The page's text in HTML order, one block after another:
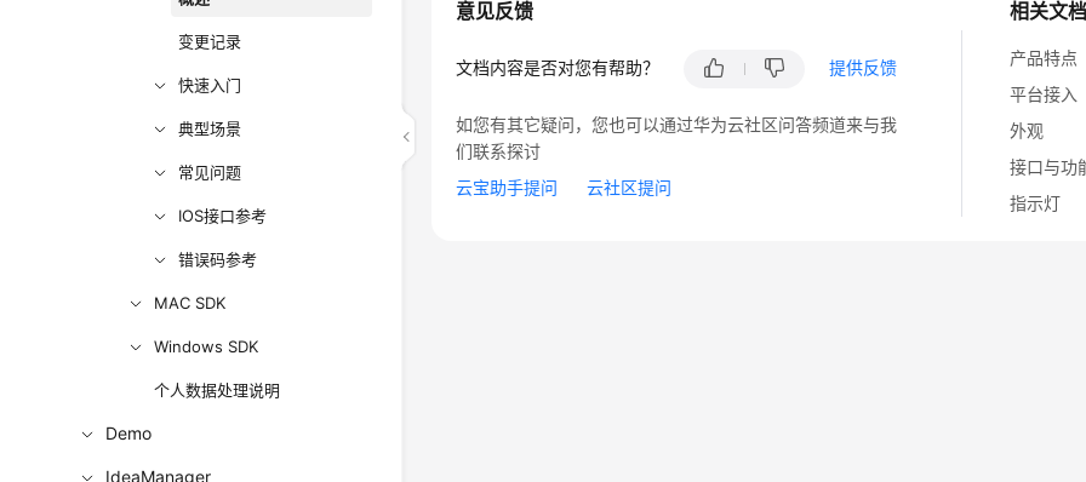
变更记录
快速入门
典型场景
常见问题
IOS接口参考
错误码参考
MAC SDK
Windows SDK
个人数据处理说明
Demo
IdeaManager
相关文档
产品特点
平台接入
外观
接口与功
指示灯
意见反馈
文档内容是否对您有帮助？ 提供反馈
如您有其它疑问，您也可以通过华为云社区问答频道来与我
们联系探讨
云宝助手提问
云社区提问